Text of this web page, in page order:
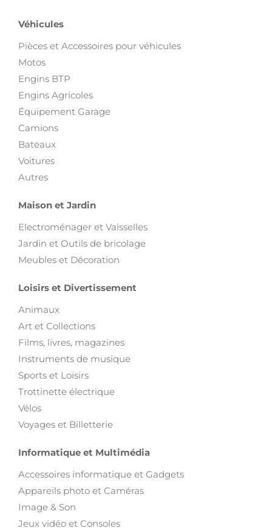
Motos
Engins BTP
Engins Agricoles
Équipement Garage
Camions
Bateaux
Voitures
Autres
Jardin et Outils de bricolage
Meubles et Décoration
Loisirs et Divertissement
Art et Collections
Films, livres, magazines
Instruments de musique
Sports et Loisirs
Trottinette électrique
Vélos
Voyages et Billetterie
Appareils photo et Caméras
Image & Son
Jeux vidéo et Consoles
Ordinateurs
Téléphones